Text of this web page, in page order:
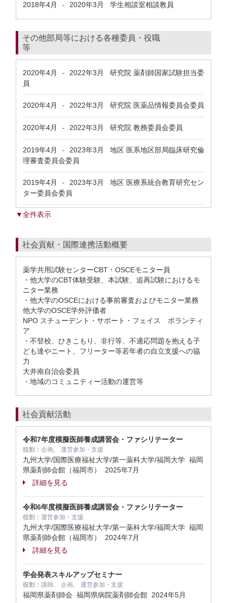
2018年4月 - 2020年3月 学生相談室相談教員
その他部局等における各種委員・役職
等
2020年4月 - 2022年3月
研究院 薬剤師国家試験担当委
員
2020年4月 - 2022年3月 研究院 医薬品情報委員会委員
2020年4月 - 2022年3月 研究院 教務委員会委員
2019年4月 - 2023年3月
地区 医系地区部局臨床研究倫
理審査委員会委員
2019年4月 - 2023年3月
地区 医療系統合教育研究セン
ター委員会委員
▼全件表示
社会貢献・国際連携活動概要
薬学共用試験センターCBT・OSCEモニター員
・他大学のCBT体験受験、本試験、追再試験におけるモ
ニター業務
・他大学のOSCEにおける事前審査およびモニター業務
他大学のOSCE学外評価者
NPO スチューデント・サポート・フェイス ボランティ
ア
・不登校、ひきこもり、非行等、不適応問題を抱える子
ども達やニート、フリーター等若年者の自立支援への協
力
大井南自治会委員
・地域のコミュニティー活動の運営等
社会貢献活動
令和7年度模擬医師養成講習会・ファシリテーター
役割： 企画, 運営参加・支援
九州大学/国際医療福祉大学/第一薬科大学/福岡大学 福岡
県薬剤師会館（福岡市） 2025年7月
詳細を見る
令和6年度模擬医師養成講習会・ファシリテーター
役割： 運営参加・支援
九州大学/国際医療福祉大学/第一薬科大学/福岡大学 福岡
県薬剤師会館（福岡市） 2024年7月
詳細を見る
学会発表スキルアップセミナー
役割： 講師, 企画, 運営参加・支援
福岡県薬剤師会 福岡県病院薬剤師会館 2024年5月